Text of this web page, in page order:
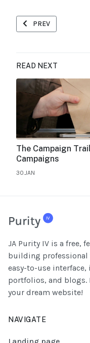
READ NEXT
The Campaign
Campaigns
30.JAN
PREVIOUS ARTICLE:
PREV
JA Purity IV is a free,
building professional
easy-to-use
portfolios, and blogs.
your dream website!
NAVIGATE